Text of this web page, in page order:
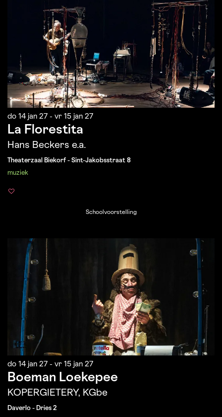
La Florestita
Hans Beckers e.a.
do 14 jan 27 - vr 15 jan 27
Theaterzaal Biekorf - Sint-Jakobsstraat 8
muziek
Schoolvoorstelling
Boeman Loekepee
KOPERGIETERY, KGbe
do 14 jan 27 - vr 15 jan 27
Daverlo - Dries 2